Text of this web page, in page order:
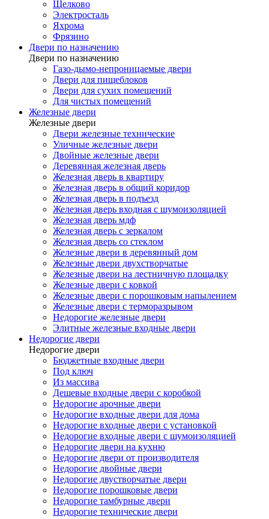
Щелково
Электросталь
Яхрома
Фрязино
Двери по назначению
Двери по назначению
Газо-дымо-непроницаемые двери
Двери для пищеблоков
Двери для сухих помещений
Для чистых помещений
Железные двери
Железные двери
Двери железные технические
Уличные железные двери
Двойные железные двери
Деревянная железная дверь
Железная дверь в квартиру
Железная дверь в общий коридор
Железная дверь в подъезд
Железная дверь входная с шумоизоляцией
Железная дверь мдф
Железная дверь с зеркалом
Железная дверь со стеклом
Железные двери в деревянный дом
Железные двери двухстворчатые
Железные двери на лестничную площадку
Железные двери с ковкой
Железные двери с порошковым напылением
Железные двери с терморазрывом
Недорогие железные двери
Элитные железные входные двери
Недорогие двери
Недорогие двери
Бюджетные входные двери
Под ключ
Из массива
Дешевые входные двери с коробкой
Недорогие арочные двери
Недорогие входные двери для дома
Недорогие входные двери с установкой
Недорогие входные двери с шумоизоляцией
Недорогие двери на кухню
Недорогие двери от производителя
Недорогие двойные двери
Недорогие двустворчатые двери
Недорогие порошковые двери
Недорогие тамбурные двери
Недорогие технические двери